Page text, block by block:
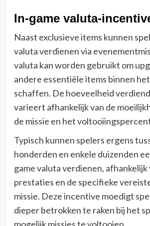
In-game valuta-
Naast exclusieve items kunnen
valuta verdienen via
valuta kan worden gebruikt om
andere essentiële items binnen
schaffen. De hoeveelheid
varieert afhankelijk van de
de missie en het
Typisch kunnen spelers ergens
honderden en enkele duizenden
game valuta verdienen, afhankelijk
prestaties en de specifieke
missie. Deze incentive moedigt
dieper betrokken te raken bij het
mogelijk missies te voltooien.